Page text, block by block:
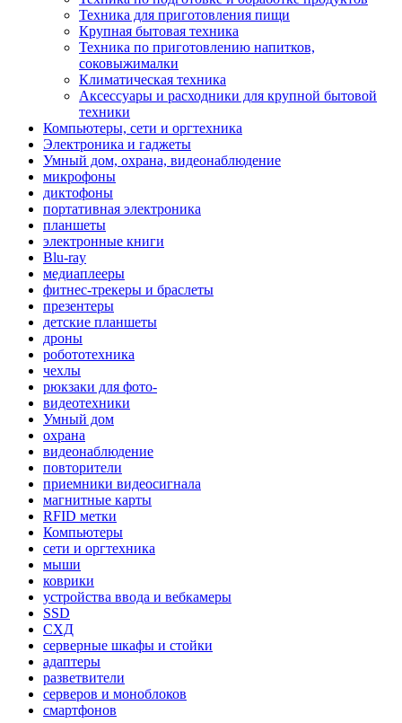
Техника для приготовления пищи
Крупная бытовая техника
Техника по приготовлению напитков,
соковыжималки
Климатическая техника
Аксессуары и расходники для крупной бытовой
техники
Компьютеры, сети и оргтехника
Электроника и гаджеты
Умный дом, охрана, видеонаблюдение
микрофоны
диктофоны
портативная электроника
планшеты
электронные книги
Blu-ray
медиаплееры
фитнес-трекеры и браслеты
презентеры
детские планшеты
дроны
робототехника
чехлы
рюкзаки для фото-
видеотехники
Умный дом
охрана
видеонаблюдение
повторители
приемники видеосигнала
магнитные карты
RFID метки
Компьютеры
сети и оргтехника
мыши
коврики
устройства ввода и вебкамеры
SSD
СХД
серверные шкафы и стойки
адаптеры
разветвители
серверов и моноблоков
смартфонов